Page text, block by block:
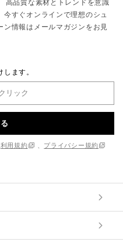
高品質な素材とトレンドを意識
すぐオンラインで理想のシュ
情報はメールマガジンをお見
ます。
利用規約
プライバシー規約